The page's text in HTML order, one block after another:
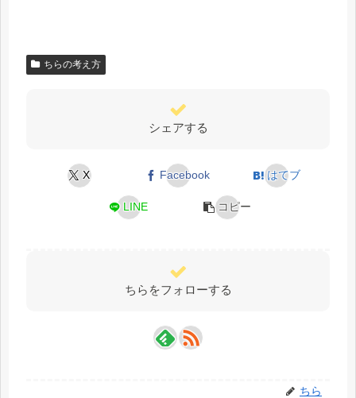
ちらの考え方
シェアする
X Facebook はてブ
LINE コピー
ちらをフォローする
ちら